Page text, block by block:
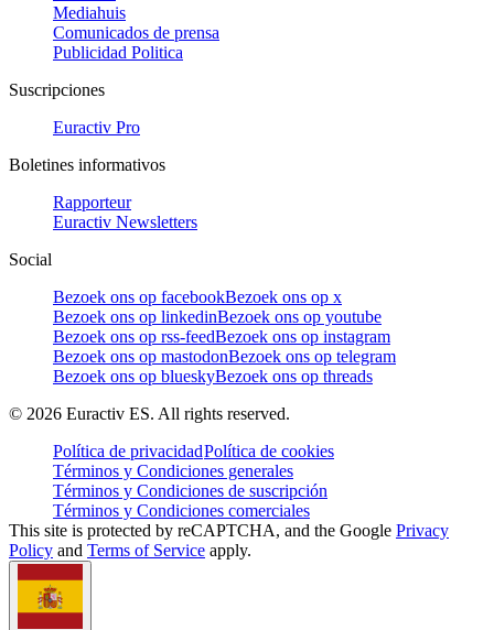
Mediahuis
Comunicados de prensa
Publicidad Politica
Suscripciones
Euractiv Pro
Boletines informativos
Rapporteur
Euractiv Newsletters
Social
Bezoek ons op facebookBezoek ons op x
Bezoek ons op linkedinBezoek ons op youtube
Bezoek ons op rss-feedBezoek ons op instagram
Bezoek ons op mastodonBezoek ons op telegram
Bezoek ons op blueskyBezoek ons op threads
© 2026 Euractiv ES. All rights reserved.
Política de privacidadPolítica de cookies
Términos y Condiciones generales
Términos y Condiciones de suscripción
Términos y Condiciones comerciales
This site is protected by reCAPTCHA, and the Google Privacy
Policy and Terms of Service apply.